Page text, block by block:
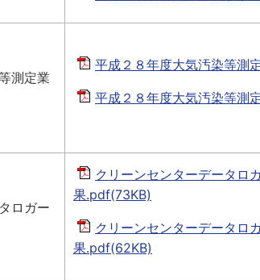
測定業
平成２８年度大気汚染等
平成２８年度大気汚染等
ロガー
クリーンセンターデータ
果.pdf(73KB)
クリーンセンターデータ
果.pdf(62KB)